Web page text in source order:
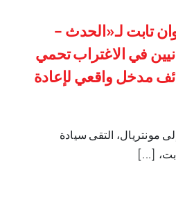
تابت لـ«الحدث –
في الاغتراب تحمي
مدخل واقعي لإعادة
مونتريال، التقى سيادة
[...]